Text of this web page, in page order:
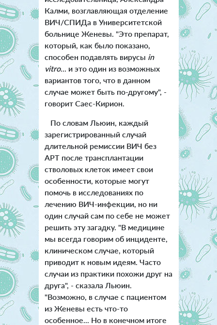
Калми, возглавляющая отделение
ВИЧ/СПИДа в Университетской
больнице Женевы. "Это препарат,
который, как было показано,
способен подавлять вирусы in
vitro... и это один из возможных
вариантов того, что в данном
случае может быть по-другому", -
говорит Саес-Кирион.
По словам Льюин, каждый
зарегистрированный случай
длительной ремиссии ВИЧ без
АРТ после трансплантации
стволовых клеток имеет свои
особенности, которые могут
помочь в исследованиях по
лечению ВИЧ-инфекции, но ни
один случай сам по себе не может
решить эту загадку. "В медицине
мы всегда говорим об инциденте,
клиническом случае, который
приводит к новым идеям. Часто
случаи из практики похожи друг на
друга", - сказала Льюин.
"Возможно, в случае с пациентом
из Женевы есть что-то
особенное... Но в конечном итоге